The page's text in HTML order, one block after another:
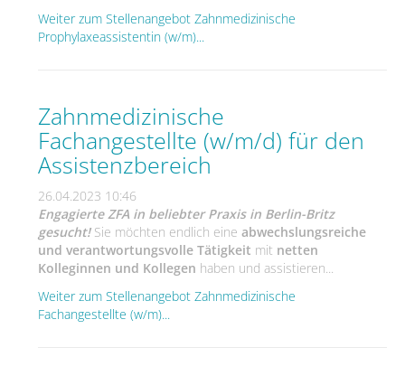
Weiter zum Stellenangebot Zahnmedizinische
Prophylaxeassistentin (w/m)...
Zahnmedizinische
Fachangestellte (w/m/d) für den
Assistenzbereich
26.04.2023 10:46
Engagierte ZFA in beliebter Praxis in Berlin-Britz
gesucht!Sie möchten endlich eine abwechslungsreiche
und verantwortungsvolle Tätigkeit mit netten
Kolleginnen und Kollegen haben und assistieren...
Weiter zum Stellenangebot Zahnmedizinische
Fachangestellte (w/m)...